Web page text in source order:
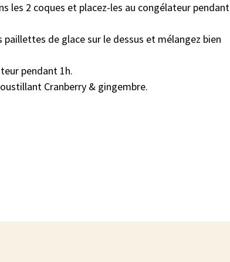
les 2 coques et placez-les au congélateur pendant
de glace sur le dessus et mélangez bien
pendant 1h.
Cranberry & gingembre.